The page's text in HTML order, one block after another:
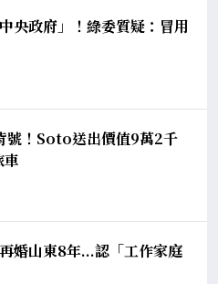
央政府」！綠委質疑：冒用
號！Soto送出價值9萬2千
婚山東8年...認「工作家庭